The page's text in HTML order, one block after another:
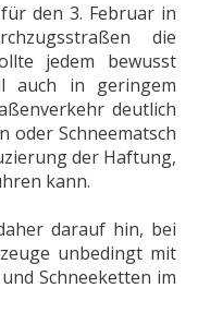
den 3. Februar in
die
jedem bewusst
auch in geringem
deutlich
oder Schneematsch
der Haftung,
kann.
darauf hin, bei
unbedingt mit
Schneeketten im